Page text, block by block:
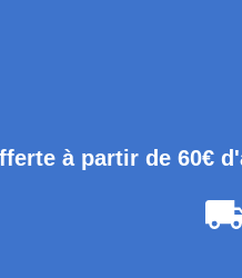
à partir de 60€